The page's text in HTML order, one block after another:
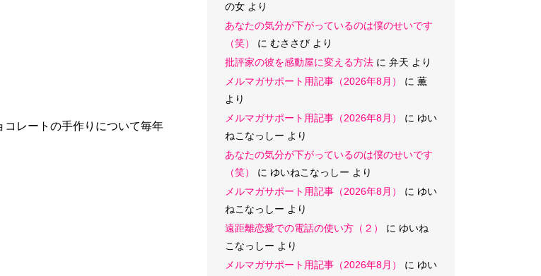
レートの手作りについて毎年
の女 より
あなたの気分が下がっているのは僕のせいです
（笑）
に むささび より
批評家の彼を感動屋に変える方法 に 弁天 より
メルマガサポート用記事（2026年8月）
に 薫
より
メルマガサポート用記事（2026年8月）
に ゆい
ねこなっしー より
あなたの気分が下がっているのは僕のせいです
（笑）
に ゆいねこなっしー より
メルマガサポート用記事（2026年8月）
に ゆい
ねこなっしー より
遠距離恋愛での電話の使い方（２）
に ゆいね
こなっしー より
メルマガサポート用記事（2026年8月）
に ゆい